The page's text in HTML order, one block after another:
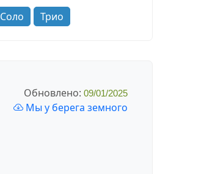
Соло Трио
Обновлено: 09/01/2025
Мы у берега земного